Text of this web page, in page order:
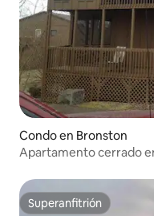
Condo en Bronston
Apartamento cerrado
Superanfitrión
Superanfitrión